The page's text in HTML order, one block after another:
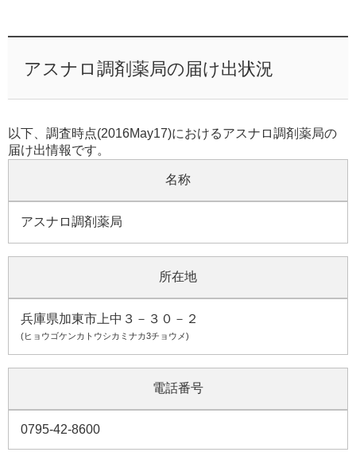
アスナロ調剤薬局の届け出状況
以下、調査時点(2016May17)におけるアスナロ調剤薬局の
届け出情報です。
名称
アスナロ調剤薬局
所在地
兵庫県加東市上中３－３０－２
(ヒョウゴケンカトウシカミナカ3チョウメ)
電話番号
0795-42-8600